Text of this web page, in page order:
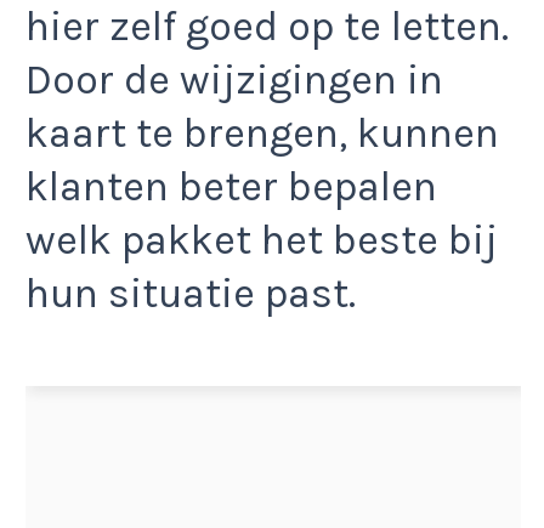
hier zelf goed op te letten.
Door de wijzigingen in
kaart te brengen, kunnen
klanten beter bepalen
welk pakket het beste bij
hun situatie past.